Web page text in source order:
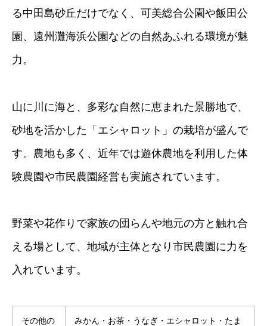
る中田島砂丘だけでなく、可美総合公園や飯田公
園、遠州灘海浜公園などの自然あふれる環境が魅
力。
山に川に海と、多彩な自然に恵まれた景勝地で、
砂地を活かした「エシャロット」の栽培が盛んで
す。農地も多く、近年では遊休農地を利用した体
験農園や市民農園経営も実施されています。
野菜や花作りで家族の団らんや地元の方と触れ合
える場として、地域が主体となり市民農園に力を
入れています。
その他の
みかん・お茶・うなぎ・エシャロット・たま